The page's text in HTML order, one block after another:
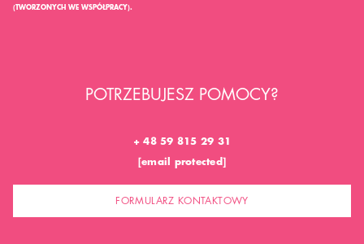
(TWORZONYCH WE WSPÓŁPRACY).
POTRZEBUJESZ POMOCY?
+ 48 59 815 29 31
[email protected]
FORMULARZ KONTAKTOWY